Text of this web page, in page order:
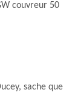
couvreur 50
sache que